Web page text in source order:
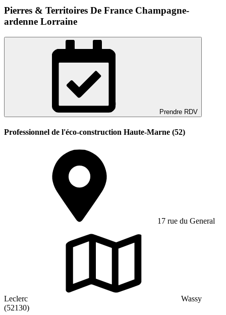
Pierres & Territoires De France Champagne-
ardenne Lorraine
Prendre RDV
Professionnel de l'éco-construction Haute-Marne (52)
17 rue du General
Leclerc
Wassy
(52130)